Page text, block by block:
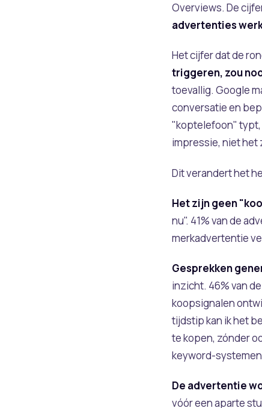
Overviews. De
advertenties
Het cijfer dat de
triggeren, zou
toevallig. Google
conversatie en
"koptelefoon" typt,
impressie, niet het
Dit verandert het
Het zijn geen
nu". 41% van de
merkadvertentie
Gesprekken
inzicht. 46% van
koopsignalen
tijdstip kan ik het
te kopen, zónder
keyword-
De advertentie
vóór een aparte